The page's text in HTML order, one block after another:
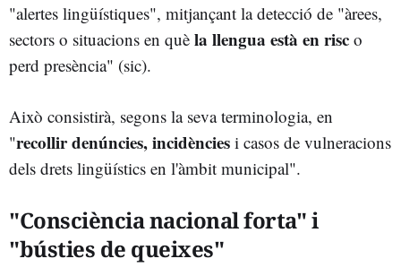
"alertes lingüístiques", mitjançant la detecció de "àrees,
sectors o situacions en què la llengua està en risc o
perd presència" (sic).
Això consistirà, segons la seva terminologia, en
"recollir denúncies, incidències i casos de vulneracions
dels drets lingüístics en l'àmbit municipal".
"Consciència nacional forta" i
"bústies de queixes"